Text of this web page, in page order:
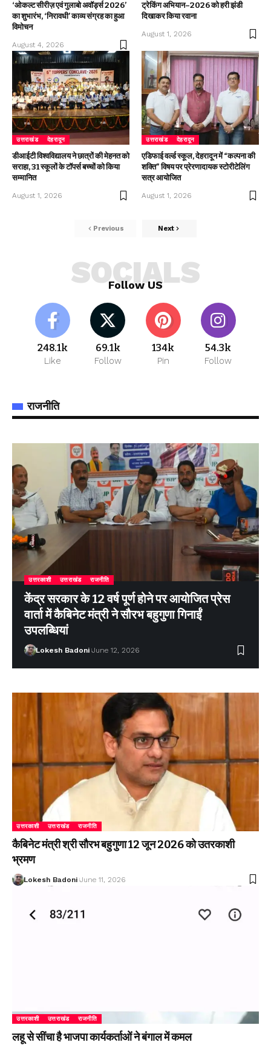
‘ओकल्ट सीरीज़ एवं गुलाबो अवॉर्ड्स 2026’
का शुभारंभ, ‘निरावधी’ काव्य संग्रह का हुआ
विमोचन
August 4, 2026
ट्रेकिंग अभियान–2026 को हरी झंडी
दिखाकर किया रवाना
August 1, 2026
उत्तराखंड देहरादून
डीआईटी विश्वविद्यालय ने छात्रों की मेहनत को
सराहा, 31 स्कूलों के टॉपर्स बच्चों को किया
सम्मानित
August 1, 2026
उत्तराखंड देहरादून
एडिफाई वर्ल्ड स्कूल, देहरादून में “कल्पना की
शक्ति” विषय पर प्रेरणादायक स्टोरीटेलिंग
सत्र आयोजित
August 1, 2026
Previous Next
Follow US
SOCIALS
248.1k
Like
69.1k
Follow
134k
Pin
54.3k
Follow
राजनीति
उत्तरकाशी उत्तराखंड राजनीति
केंद्र सरकार के 12 वर्ष पूर्ण होने पर आयोजित प्रेस
वार्ता में कैबिनेट मंत्री ने सौरभ बहुगुणा गिनाईं
उपलब्धियां
Lokesh Badoni June 12, 2026
उत्तरकाशी उत्तराखंड राजनीति
कैबिनेट मंत्री श्री सौरभ बहुगुणा 12 जून 2026 को उतरकाशी
भ्रमण
Lokesh Badoni June 11, 2026
उत्तरकाशी उत्तराखंड राजनीति
लहू से सींचा है भाजपा कार्यकर्ताओं ने बंगाल में कमल